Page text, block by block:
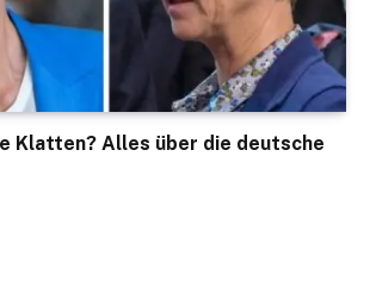
Klatten? Alles über die deutsche